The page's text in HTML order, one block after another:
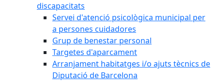
discapacitats
Servei d'atenció psicològica municipal per
a persones cuidadores
Grup de benestar personal
Targetes d'aparcament
Arranjament habitatges i/o ajuts tècnics de
Diputació de Barcelona